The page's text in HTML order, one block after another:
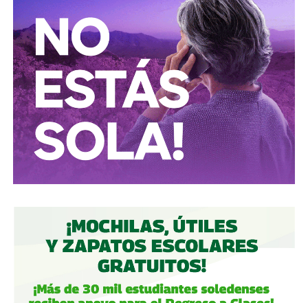
inmenso en Latinoamérica, especialmente en Argentina,
donde ha servido como negociador para la deuda nacional
y en 2017, fue considerado por Forbes como el hombre
más rico de dicho país. El regiomontano tiene un historial
documentado de tomar control de empresas en
dificultades financieras a partir de deuda: lo hizo con la
textilera CYDSA en los años 90, con la vidriera Vitro entre
2009 y 2012, y con las ya mencionadas Empresas ICA
desde 2016.
Algo similar realizó en 2020 con
del Centro Norte(OMA), el operador de, entre otros, el
Fintech compró primero acciones especiales que
garantizaban el control de la aeroportuaria y luego
concretó una oferta pública con la que en julio de 2021,
alcanzó el 30.1% de participación económica, suficiente
para mantener el control hasta que lo vendieron a la
francesa Vinci Airports en 2022 (El Economista, dic. 2020